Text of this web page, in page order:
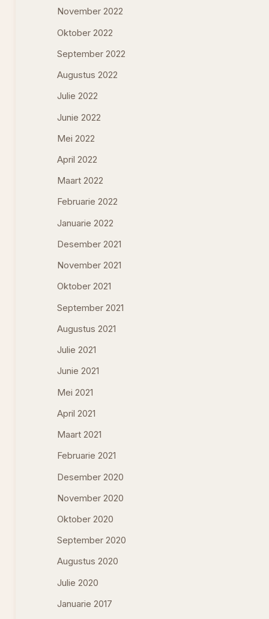
November 2022
Oktober 2022
September 2022
Augustus 2022
Julie 2022
Junie 2022
Mei 2022
April 2022
Maart 2022
Februarie 2022
Januarie 2022
Desember 2021
November 2021
Oktober 2021
September 2021
Augustus 2021
Julie 2021
Junie 2021
Mei 2021
April 2021
Maart 2021
Februarie 2021
Desember 2020
November 2020
Oktober 2020
September 2020
Augustus 2020
Julie 2020
Januarie 2017